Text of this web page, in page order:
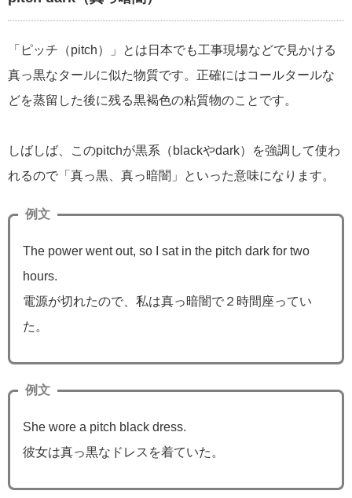
「ピッチ（pitch）」とは日本でも工事現場などで見かける
真っ黒なタールに似た物質です。正確にはコールタールな
どを蒸留した後に残る黒褐色の粘質物のことです。
しばしば、このpitchが黒系（blackやdark）を強調して使わ
れるので「真っ黒、真っ暗闇」といった意味になります。
例文
The power went out, so I sat in the pitch dark for two
hours.
電源が切れたので、私は真っ暗闇で２時間座ってい
た。
例文
She wore a pitch black dress.
彼女は真っ黒なドレスを着ていた。